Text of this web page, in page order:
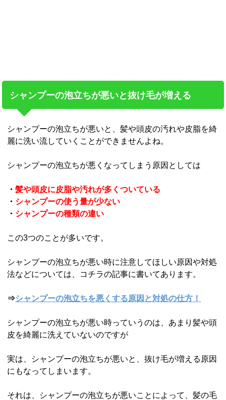
シャンプーの泡立ちが悪いと抜け毛が増える
シャンプーの泡立ちが悪いと、髪や頭皮の汚れや皮脂を綺
麗に洗い流していくことができませんよね。
シャンプーの泡立ちが悪くなってしまう原因としては
・髪や頭皮に皮脂や汚れが多くついている
・ シャンプーの使う量が少ない
・ シャンプーの種類の違い
この3つのことが多いです。
シャンプーの泡立ちが悪い時に注意してほしい原因や対処
法などについては、コチラの記事に書いてあります。
⇒シャンプーの泡立ちを悪くする原因と対処の仕方！
シャンプーの泡立ちが悪い時っていうのは、あまり髪や頭
皮を綺麗に洗えていないのですが
実は、シャンプーの泡立ちが悪いと、抜け毛が増える原因
にもなってしまいます。
それは、シャンプーの泡立ちが悪いことによって、髪の毛